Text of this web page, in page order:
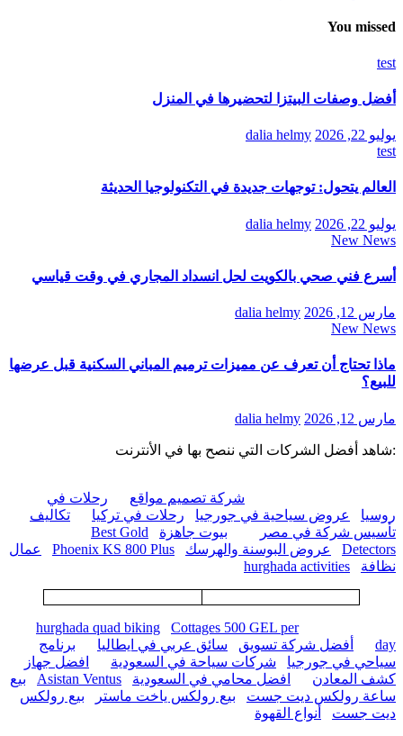
You missed
test
أفضل وصفات البيتزا لتحضيرها في المنزل
يوليو 22, 2026
dalia helmy
test
العالم يتحول: توجهات جديدة في التكنولوجيا الحديثة
يوليو 22, 2026
dalia helmy
New News
أسرع فني صحي بالكويت لحل انسداد المجاري في وقت قياسي
مارس 12, 2026
dalia helmy
New News
ماذا تحتاج أن تعرف عن مميزات ترميم المباني السكنية قبل عرضها
للبيع؟
مارس 12, 2026 dalia helmy
:شاهد أفضل الشركات التي ننصح بها في الأنترنت
شركة تصميم مواقع
رحلات في
روسيا
عروض سياحية في جورجيا رحلات في تركيا
تكاليف
تأسيس شركة في مصر
بيوت جاهزة
Best Gold
Detectors
عروض البوسنة والهرسك Phoenix KS 800 Plus
عمال
نظافة
hurghada activities
hurghada quad biking
Cottages 500 GEL per
day
أفضل شركة تسويق سائق عربي في ايطاليا
برنامج
سياحي في جورجيا
شركات سياحة في السعودية
افضل جهاز
كشف المعادن
افضل محامي في السعودية Asistan Ventus
بيع
ساعة رولكس ديت جست
بيع رولكس ياخت ماستر
بيع رولكس
ديت جست
أنواع القهوة